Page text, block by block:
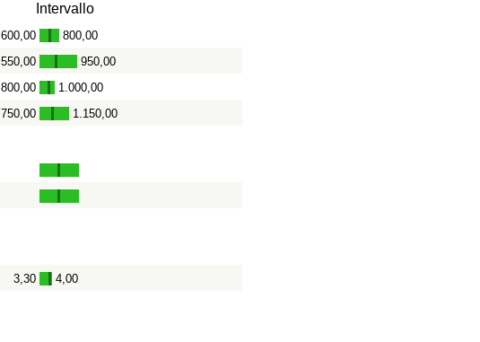
Intervallo
600,00 - 800,00
550,00 - 950,00
800,00 - 1.000,00
750,00 - 1.150,00
3,30 - 4,00